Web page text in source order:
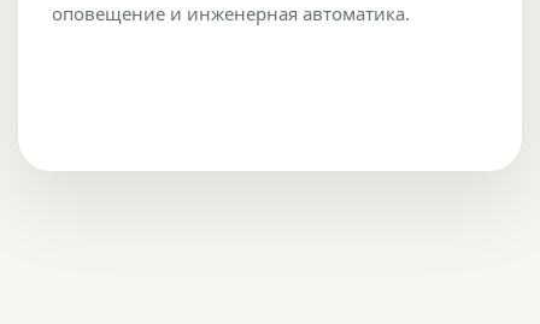
оповещение и инженерная автоматика.